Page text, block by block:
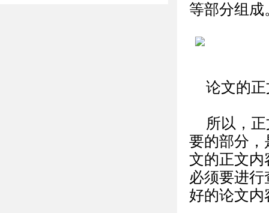
等部分组成
论文的
所以，
要的部分，
文的正文内
必须要进
好的论文